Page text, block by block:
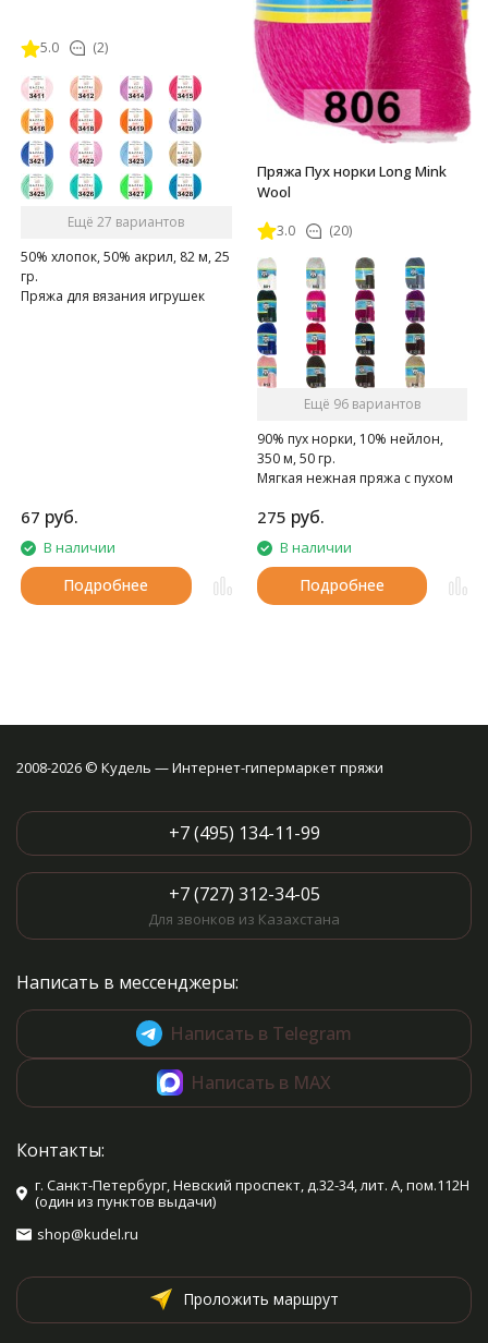
5.0 (2)
Ещё 27 вариантов
50% хлопок, 50% акрил, 82 м, 25
гр.
Пряжа для вязания игрушек
67 руб.
В наличии
Подробнее
Пряжа Пух норки Long Mink
Wool
3.0 (20)
Ещё 96 вариантов
90% пух норки, 10% нейлон,
350 м, 50 гр.
Мягкая нежная пряжа с пухом
275 руб.
В наличии
Подробнее
2008-2026 © Кудель — Интернет-гипермаркет пряжи
+7 (495) 134-11-99
+7 (727) 312-34-05
Для звонков из Казахстана
Написать в мессенджеры:
Написать в Telegram
Написать в MAX
Контакты:
г. Санкт-Петербург, Невский проспект, д.32-34, лит. А, пом.112Н
(один из пунктов выдачи)
shop@kudel.ru
Проложить маршрут